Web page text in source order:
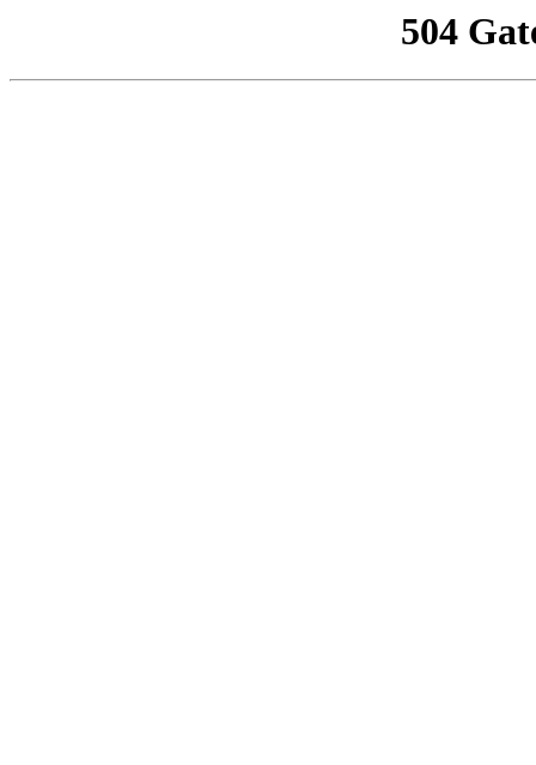
504